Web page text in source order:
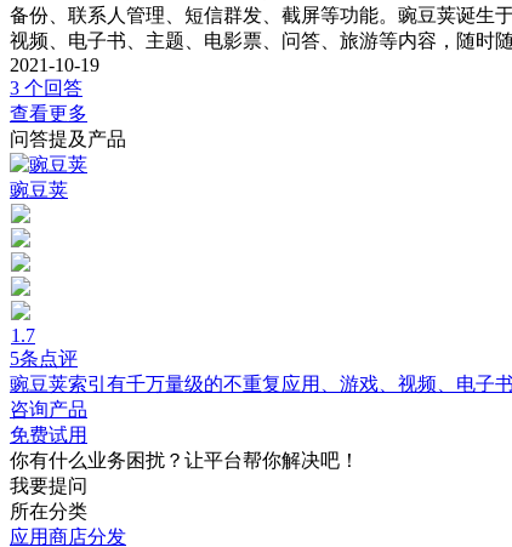
备份、联系人管理、短信群发、截屏等功能。豌豆荚诞生
视频、电子书、主题、电影票、问答、旅游等内容，随时
2021-10-19
3 个回答
查看更多
问答提及产品
豌豆荚
1.7
5条点评
豌豆荚索引有千万量级的不重复应用、游戏、视频、电子
咨询产品
免费试用
你有什么业务困扰？让平台帮你解决吧！
我要提问
所在分类
应用商店分发